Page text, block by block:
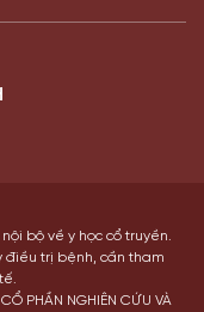
bộ về y học cổ truyền.
điều trị bệnh, cần tham
PHẦN NGHIÊN CỨU VÀ